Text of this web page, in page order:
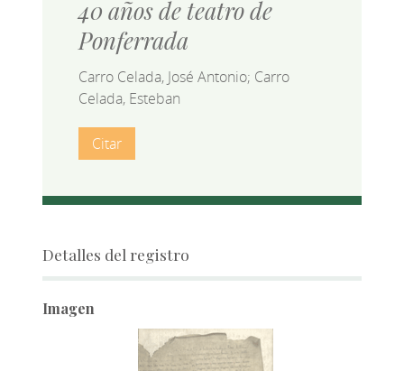
40 años de teatro de
Ponferrada
Carro Celada, José Antonio; Carro
Celada, Esteban
Citar
Detalles del registro
Imagen